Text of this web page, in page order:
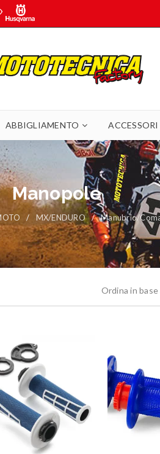
ABBIGLIAMENTO ACCESSORI
Manopole
/ MX/ENDURO / Manubrio/
Ordina in